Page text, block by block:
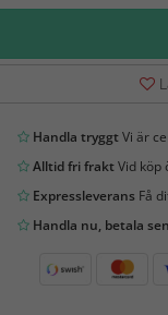
Handla tryggtVi är
Alltid fri fraktVid köp
ExpressleveransFå
Handla nu, betala sen